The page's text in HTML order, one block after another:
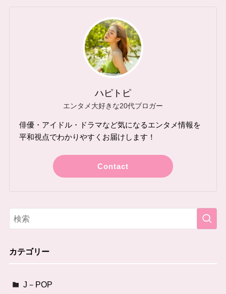
ハピトピ
エンタメ大好きな20代ブロガー
俳優・アイドル・ドラマなど気になるエンタメ情報を
平和視点でわかりやすくお届けします！
Contact
カテゴリー
J－POP